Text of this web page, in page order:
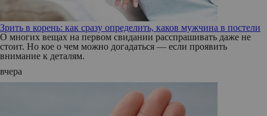
Зрить в корень: как сразу определить, каков мужчина в постели
О многих вещах на первом свидании расспрашивать даже не
стоит. Но кое о чем можно догадаться — если проявить
внимание к деталям.
вчера